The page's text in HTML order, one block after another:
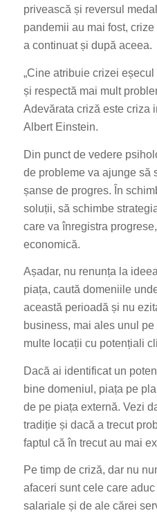
privească și reversul
pandemii au mai fost,
a continuat și după aceea.
„Cine atribuie crizei
și respectă mai mult
Adevărata criză este criza
Albert Einstein.
Din punct de vedere
de probleme va ajunge să
șanse de progres. În
soluții, să schimbe
care va înregistra
economică.
Așadar, nu renunța la
piața, caută domeniile
această perioadă și nu
business, mai ales unul
multe locații cu potențiali
Dacă ai identificat un
bine domeniul, piața pe
de pe piața externă. Vezi
tradiție și dacă a trecut
faptul că în trecut au mai
Pe timp de criză, dar nu
afaceri sunt cele care
salariale și de ale cărei